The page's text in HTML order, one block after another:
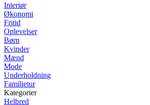
Interiør
Økonomi
Fritid
Oplevelser
Børn
Kvinder
Mænd
Mode
Underholdning
Familietur
Kategorier
Helbred